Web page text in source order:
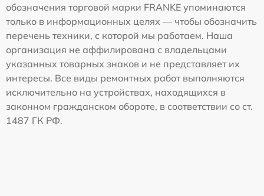
обозначения торговой марки FRANKE упоминаются
только в информационных целях — чтобы обозначить
перечень техники, с которой мы работаем. Наша
организация не аффилирована с владельцами
указанных товарных знаков и не представляет их
интересы. Все виды ремонтных работ выполняются
исключительно на устройствах, находящихся в
законном гражданском обороте, в соответствии со ст.
1487 ГК РФ.